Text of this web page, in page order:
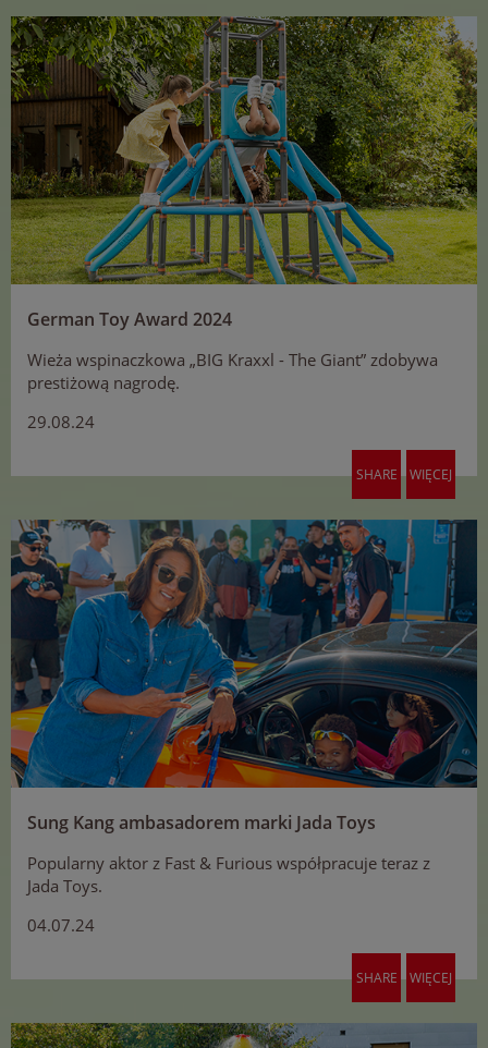
German Toy Award 2024
Wieża wspinaczkowa „BIG Kraxxl - The Giant” zdobywa
prestiżową nagrodę.
29.08.24
SHARE WIĘCEJ
Sung Kang ambasadorem marki Jada Toys
Popularny aktor z Fast & Furious współpracuje teraz z
Jada Toys.
04.07.24
SHARE WIĘCEJ